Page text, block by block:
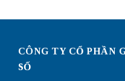
CÔNG TY CỔ PHẦN
SỐ